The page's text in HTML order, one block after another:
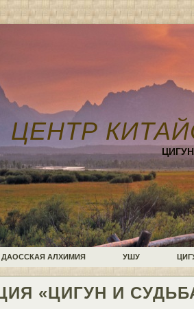
ЦЕНТР
ДАОССКАЯ АЛХИМИЯ УШУ
«ЦИГУН И